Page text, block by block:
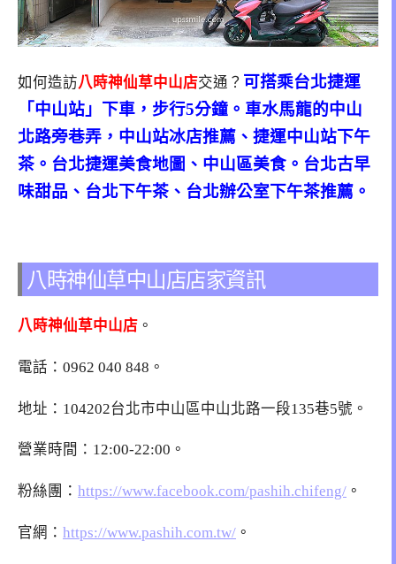
如何造訪八時神仙草中山店交通？ 可搭乘台北捷運
「中山站」下車，步行5分鐘。車水馬龍的中山
北路旁巷弄，中山站冰店推薦、捷運中山站下午
茶。台北捷運美食地圖、中山區美食。台北古早
味甜品、台北下午茶、台北辦公室下午茶推薦。
八時神仙草中山店店家資訊
八時神仙草中山店 。
電話： 0962 040 848 。
地址： 104202台北市中山區中山北路一段135巷5號 。
營業時間：12:00-22:00。
粉絲團： https://www.facebook.com/pashih.chifeng/ 。
官網： https://www.pashih.com.tw/ 。